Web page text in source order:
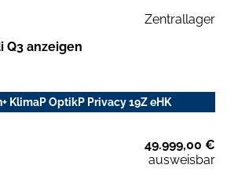
Zentrallager
Q3 anzeigen
KlimaP OptikP Privacy 19Z eHK
49.999,00 €
ausweisbar